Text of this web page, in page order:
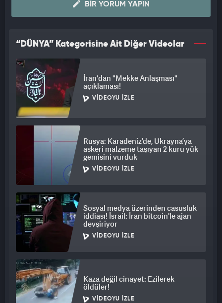
BIR YORUM YAPIN
“DÜNYA” Kategorisine Ait Diğer Videolar
İran'dan "Mekke Anlaşması"
açıklaması!
VIDEOYU İZLE
Rusya: Karadeniz’de, Ukrayna’ya
askeri malzeme taşıyan 2 kuru yük
gemisini vurduk
VIDEOYU İZLE
Sosyal medya üzerinden casusluk
iddiası! İsrail: İran bitcoin'le ajan
devşiriyor
VIDEOYU İZLE
Kaza değil cinayet: Ezilerek
öldüler!
VIDEOYU İZLE